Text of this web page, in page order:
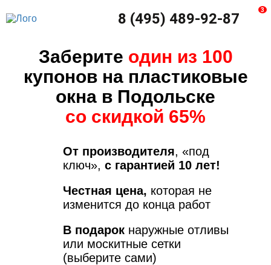
8 (495) 489-92-87
3
Заберите один из 100
купонов на пластиковые
окна в Подольске
со скидкой 65%
От производителя, «под
ключ», с гарантией 10 лет!
Честная цена, которая не
изменится до конца работ
В подарок наружные отливы
или москитные сетки
(выберите сами)